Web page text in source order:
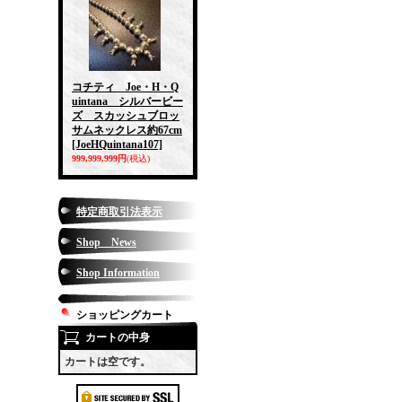
コチティ Joe・H・Q
uintana シルバービー
ズ スカッシュブロッ
サムネックレス約67cm
[JoeHQuintana107]
999,999,999円(税込)
特定商取引法表示
Shop News
Shop Information
ショッピングカート
カートの中身
カートは空です。